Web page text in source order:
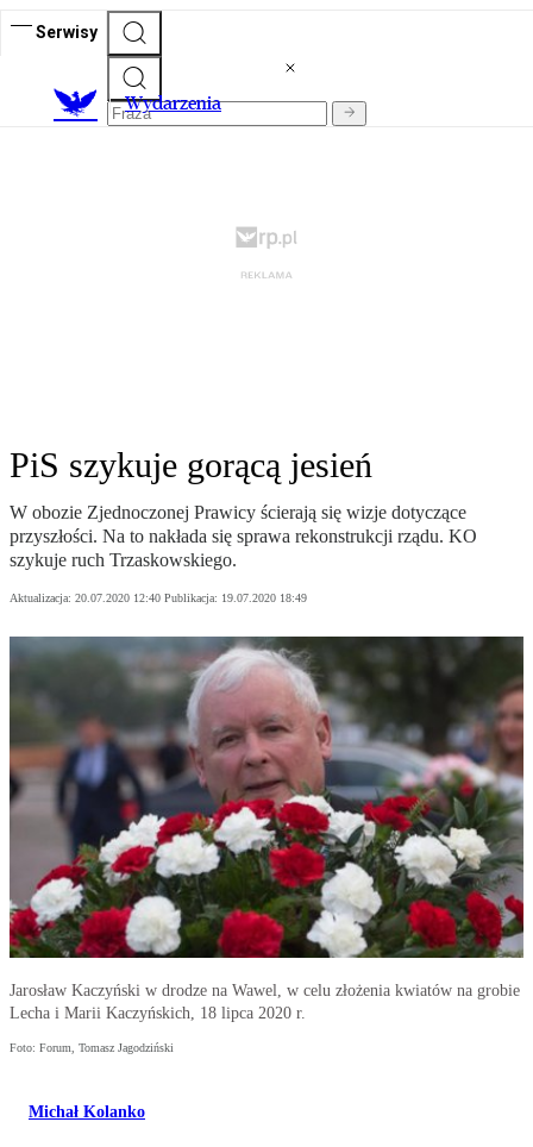
Serwisy
Wydarzenia
PiS szykuje gorącą jesień
W obozie Zjednoczonej Prawicy ścierają się wizje dotyczące
przyszłości. Na to nakłada się sprawa rekonstrukcji rządu. KO
szykuje ruch Trzaskowskiego.
Aktualizacja: 20.07.2020 12:40 Publikacja: 19.07.2020 18:49
Jarosław Kaczyński w drodze na Wawel, w celu złożenia kwiatów na grobie
Lecha i Marii Kaczyńskich, 18 lipca 2020 r.
Foto: Forum, Tomasz Jagodziński
Michał Kolanko